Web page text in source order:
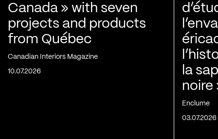
Canada » with seven
projects and products
from Québec
Canadian Interiors Magazine
10.07.2026
la
noire
Enclume
03.07.2026